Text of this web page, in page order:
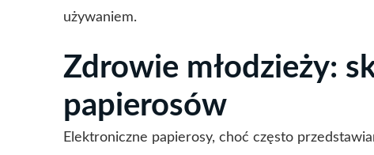
używaniem.
Zdrowie młodzieży:
papierosów
Elektroniczne papierosy, choć często